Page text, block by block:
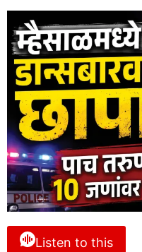
Listen to this